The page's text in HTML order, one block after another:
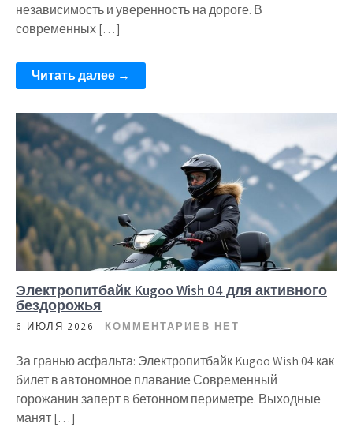
независимость и уверенность на дороге. В
современных […]
Читать далее →
Электропитбайк Kugoo Wish 04 для активного
бездорожья
6 ИЮЛЯ 2026 КОММЕНТАРИЕВ НЕТ
За гранью асфальта: Электропитбайк Kugoo Wish 04 как
билет в автономное плавание Современный
горожанин заперт в бетонном периметре. Выходные
манят […]